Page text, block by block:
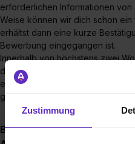
Zustimmung
erforderlichen Informationen von
Weise können wir dich schon
erhältst dann eine kurze
Bewerbung eingegangen ist.
Innerhalb von höchstens zwei
dir melden und, wenn es für
einem ersten
gespannt darauf, Dich
Bis wann muss man sich